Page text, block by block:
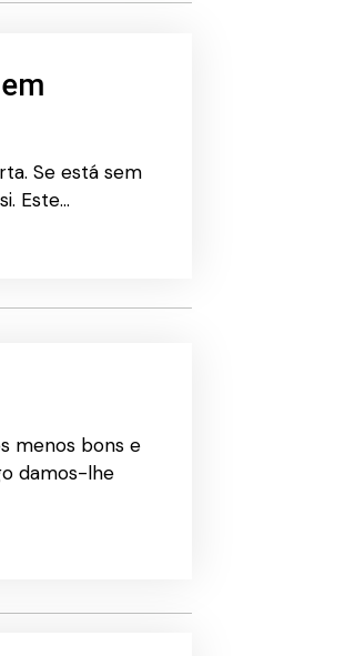
Se está sem
Este…
menos bons e
damos-lhe